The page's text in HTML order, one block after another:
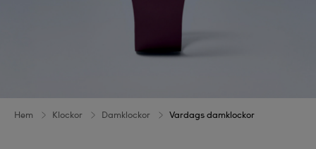
Hem Klockor Damklockor Vardags damklockor